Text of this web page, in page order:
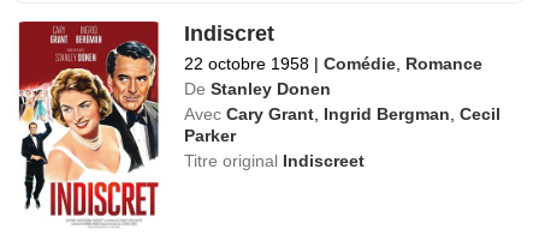
Indiscret
22 octobre 1958 | Comédie Romance
De Stanley Donen
Avec Cary Grant Ingrid Bergman ,Cecil
Parker
Titre original Indiscreet